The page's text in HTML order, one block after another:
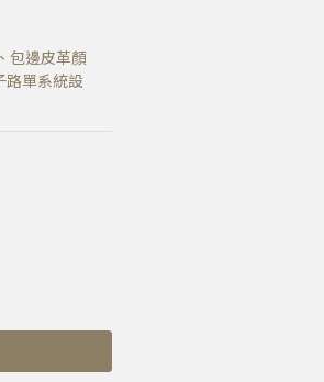
包邊皮革顏
路單系統設